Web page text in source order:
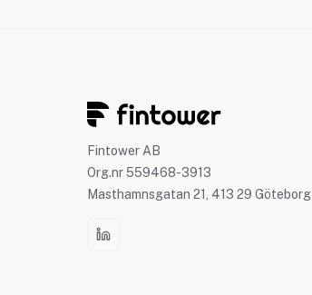
Fintower AB
Org.nr 559468-3913
Masthamnsgatan 21, 413 29 Göteborg